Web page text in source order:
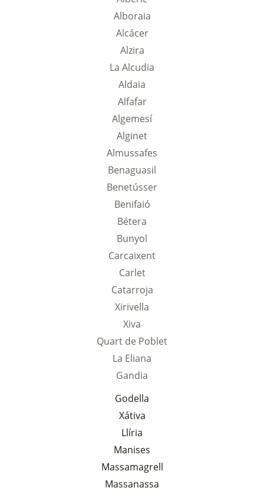
Alboraia
Alcácer
Alzira
La Alcudia
Aldaia
Alfafar
Algemesí
Alginet
Almussafes
Benaguasil
Benetússer
Benifaió
Bétera
Bunyol
Carcaixent
Carlet
Catarroja
Xirivella
Xiva
Quart de Poblet
La Eliana
Gandia
Godella
Xátiva
Llíria
Manises
Massamagrell
Massanassa